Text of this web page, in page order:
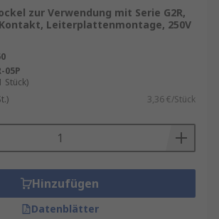
zur Verwendung mit Serie G2R,
Kontakt, Leiterplattenmontage, 250V
05P
Stück)
3,36 €/Stück
Hinzufügen
Datenblätter